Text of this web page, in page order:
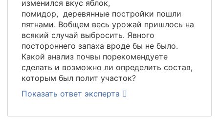
Микробиологический и паразитологический анализ воды из
бассейна
Анализ сточных вод
Анализ вод ливневых систем
Анализ сточных вод
полива (гидропоника)
Комплексные наборы
изменился вкус яблок,
помидор, деревянные постройки пошли
пятнами. Вобщем весь урожай пришлось на
всякий случай выбросить. Явного
постороннего запаха вроде бы не было.
Какой анализ почвы порекомендуете
сделать и возможно ли определить состав,
которым был полит участок?
Показать ответ эксперта